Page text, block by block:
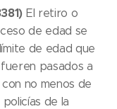
El retiro o
de edad se
de edad que
pasados a
no menos de
de la